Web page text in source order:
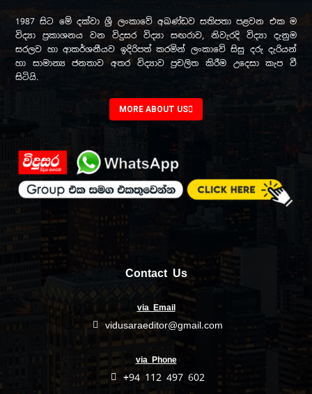
1987 සිට මේ දක්වා ශ්‍රී ලංකාවේ අඛණ්ඩව සතිපතා පළවන එක ම
විද්‍යා ප්‍රකාශනය වන විදුසර විද්‍යා සඟරාව, නිවැරදි විද්‍යා දැනුම
සරලව හා ආකර්ශනීයව ඉදිරිපත් කරමින් ලංකාවේ සිසු දරු දැරියන්
හා සාමාන්‍ය ජනතාව අතර විද්‍යාව ප්‍රචලිත කිරීම උදෙසා කැප වී
සිටියි.
MORE ABOUT US
Contact Us
via Email
vidusaraeditor@gmail.com
via Phone
+94 112 497 602